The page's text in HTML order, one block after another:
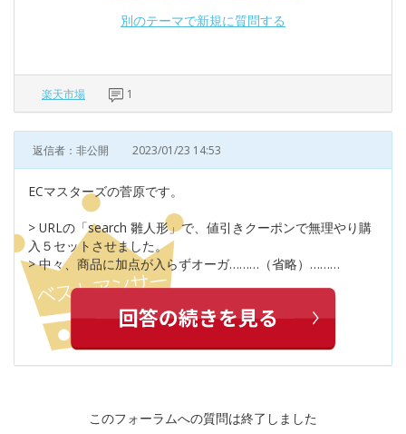
別のテーマで新規に質問する
楽天市場 1
返信者：非公開 2023/01/23 14:53
ECマスターズの菅原です。
> URLの「search 雛人形」で、値引きクーポンで無理やり購
入５セットさせました。
> 中々、商品に加点が入らずオーガ………（省略）………
このフォーラムへの質問は終了しました